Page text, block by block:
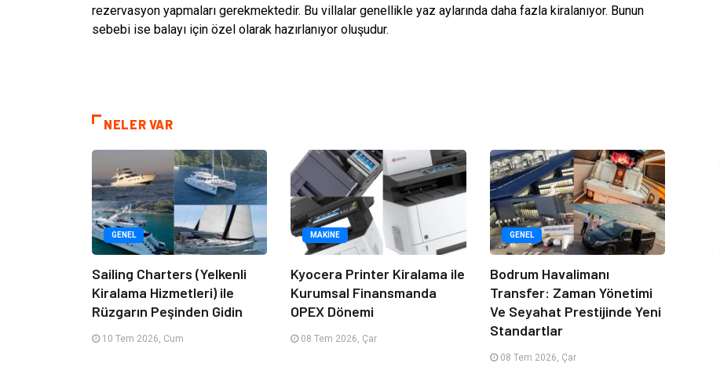
rezervasyon yapmaları gerekmektedir. Bu villalar genellikle yaz aylarında daha fazla kiralanıyor. Bunun
sebebi ise balayı için özel olarak hazırlanıyor oluşudur.
NELER VAR
GENEL
Sailing Charters (Yelkenli
Kiralama Hizmetleri) ile
Rüzgarın Peşinden Gidin
10 Tem 2026, Cum
MAKINE
Kyocera Printer Kiralama ile
Kurumsal Finansmanda
OPEX Dönemi
08 Tem 2026, Çar
GENEL
Bodrum Havalimanı
Transfer: Zaman Yönetimi
Ve Seyahat Prestijinde Yeni
Standartlar
08 Tem 2026, Çar